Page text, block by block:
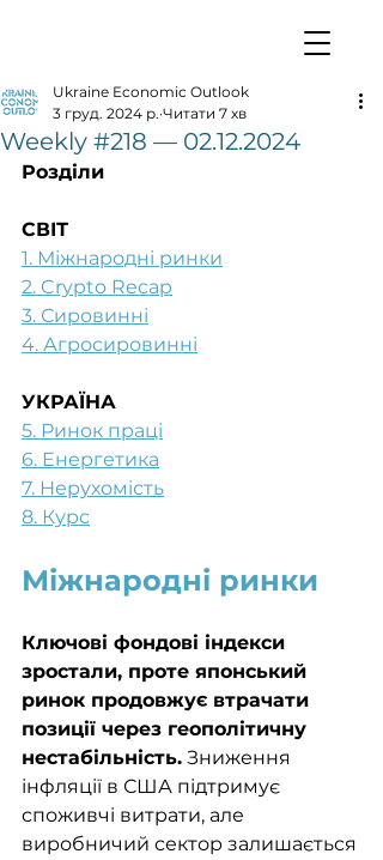
Weekly #218 — 02.12.2024
Ukraine Economic Outlook
3 груд. 2024 р. Читати 7 хв
Розділи
СВІТ
1. Міжнародні ринки
2. Crypto Recap
3. Сировинні
4. Агросировинні
УКРАЇНА
5. Ринок праці
6. Енергетика
7. Нерухомість
8. Курс
Міжнародні ринки
Ключові фондові індекси
зростали, проте японський
ринок продовжує втрачати
позиції через геополітичну
нестабільність. Зниження
інфляції в США підтримує
споживчі витрати, але
виробничий сектор залишається